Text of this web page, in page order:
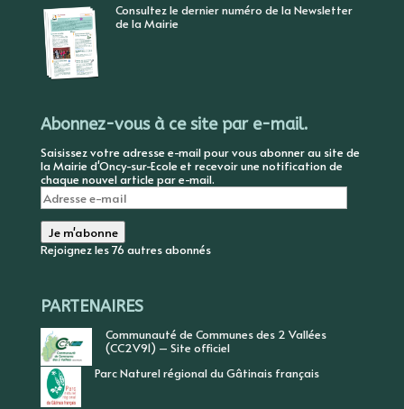
Consultez le dernier numéro de la Newsletter
de la Mairie
Abonnez-vous à ce site par e-mail.
Saisissez votre adresse e-mail pour vous abonner au site de
la Mairie d'Oncy-sur-Ecole et recevoir une notification de
chaque nouvel article par e-mail.
Adresse
e-
mail
Je m'abonne
Rejoignez les 76 autres abonnés
PARTENAIRES
Communauté de Communes des 2 Vallées
(CC2V91) – Site officiel
Parc Naturel régional du Gâtinais français